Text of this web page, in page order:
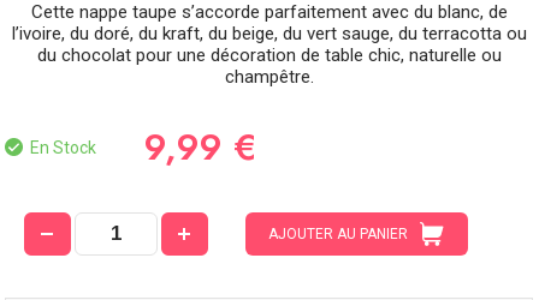
Cette nappe taupe s’accorde parfaitement avec du blanc, de
l’ivoire, du doré, du kraft, du beige, du vert sauge, du terracotta ou
du chocolat pour une décoration de table chic, naturelle ou
champêtre.
En Stock 9,99 €
AJOUTER AU PANIER